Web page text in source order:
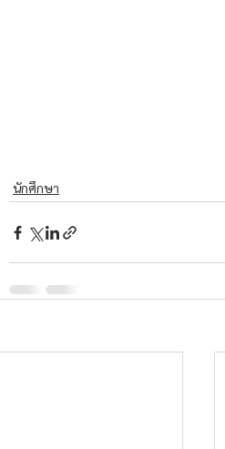
นักศึกษา